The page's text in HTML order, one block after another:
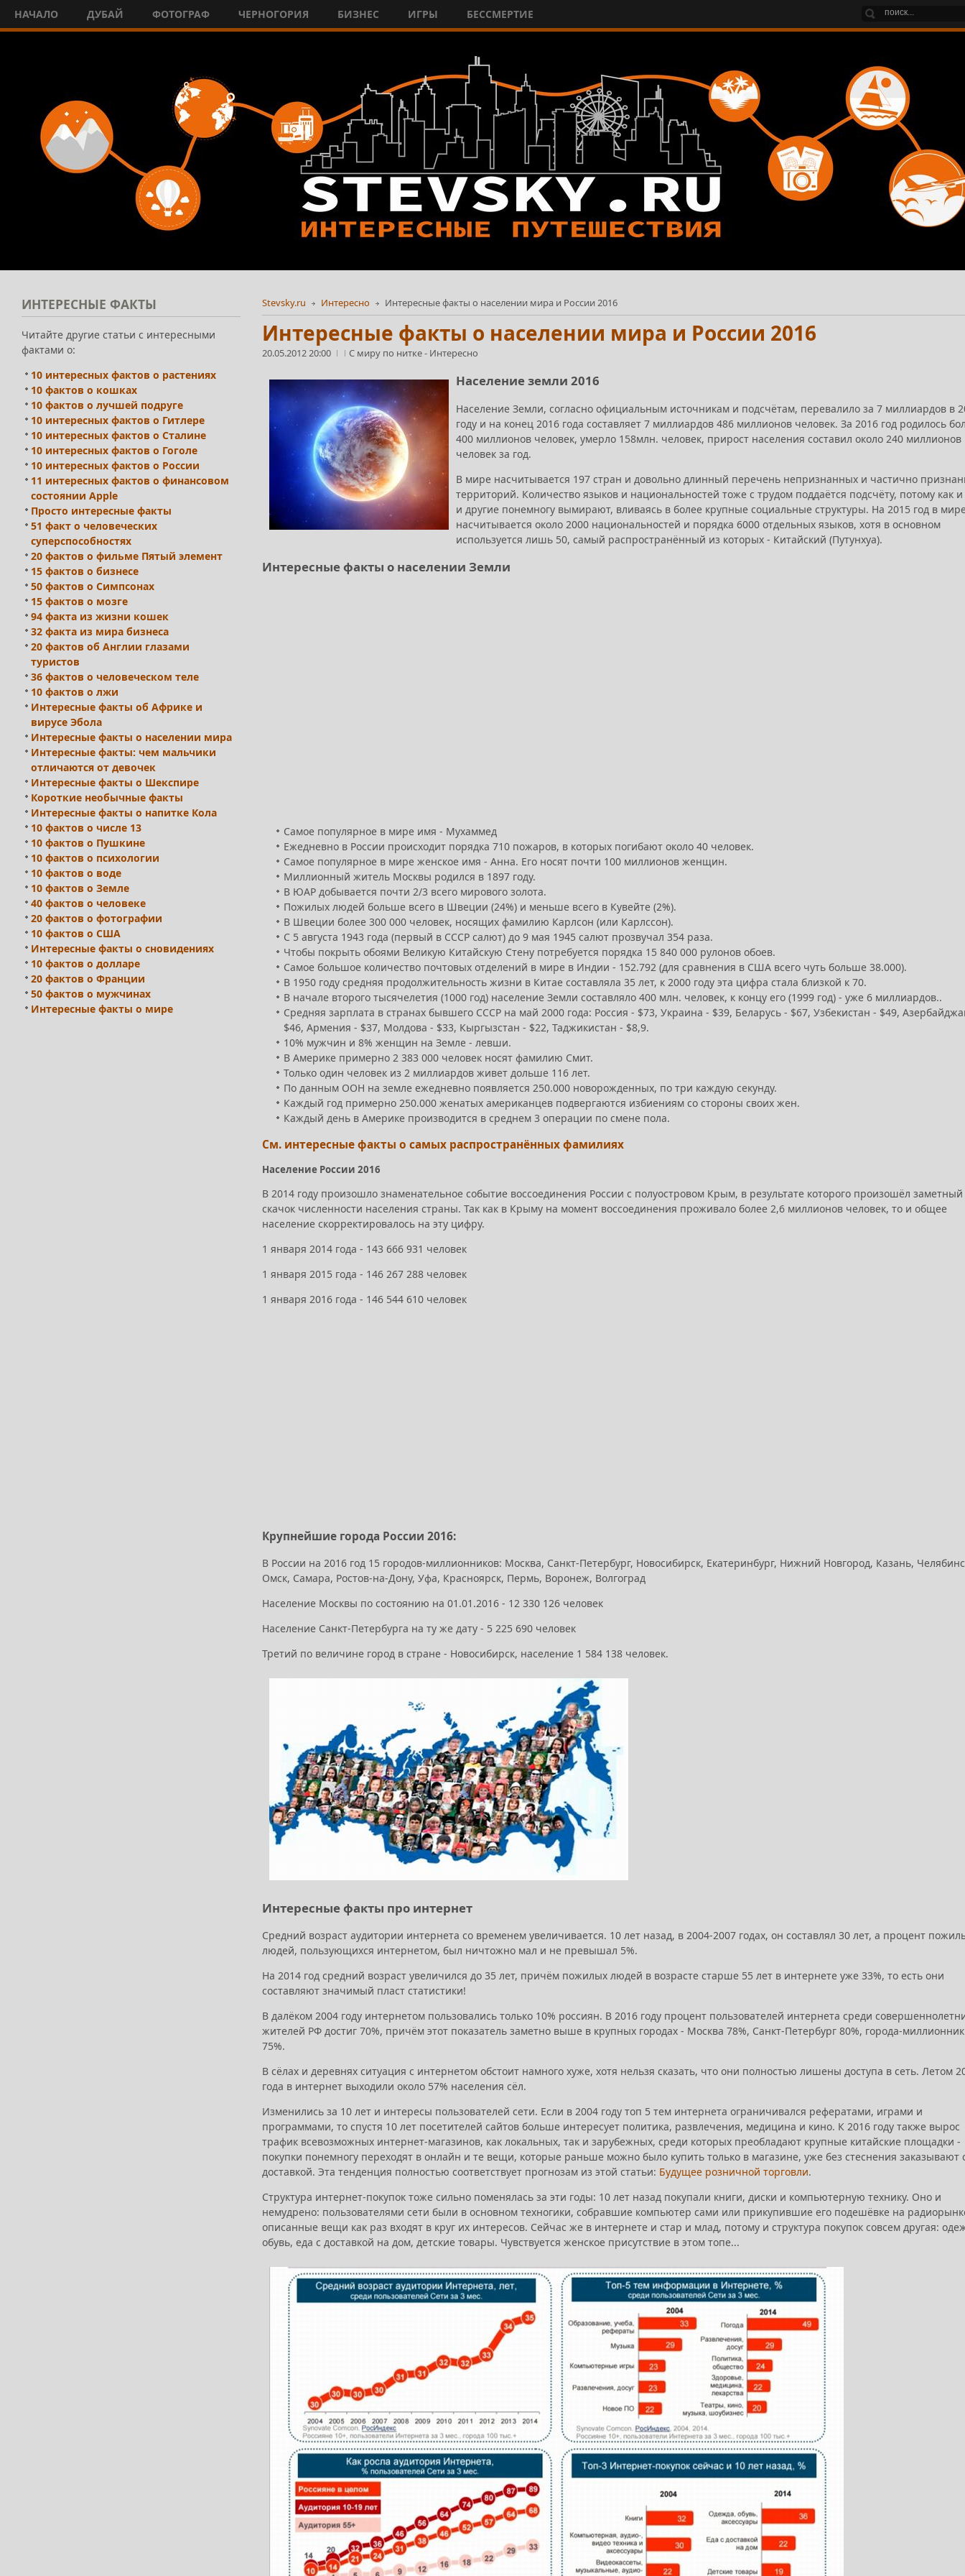
НАЧАЛО ДУБАЙ ФОТОГРАФ ЧЕРНОГОРИЯ БИЗНЕС ИГРЫ БЕССМЕРТИЕ
Stevsky.ru Интересно Интересные факты о населении мира и России 2016
Интересные факты о населении мира и России 2016
20.05.2012 20:00 С миру по нитке- Интересно
Население земли 2016
Население Земли, согласно официальным источникам и подсчётам, перевалило за 7 миллиардов в
году и на конец 2016 года составляет 7 миллиардов 486 миллионов человек. За 2016 год родилось
400 миллионов человек, умерло 158млн. человек, прирост населения составил около 240 миллионов
человек за год.
В мире насчитывается 197 стран и довольно длинный перечень непризнанных и частично
территорий. Количество языков и национальностей тоже с трудом поддаётся подсчёту, потому как и
и другие понемногу вымирают, вливаясь в более крупные социальные структуры. На 2015 год в
насчитывается около 2000 национальностей и порядка 6000 отдельных языков, хотя в основном
используется лишь 50, самый распространённый из которых - Китайский (Путунхуа).
Интересные факты о населении Земли
Самое популярное в мире имя - Мухаммед
Ежедневно в России происходит порядка 710 пожаров, в которых погибают около 40 человек.
Самое популярное в мире женское имя - Анна. Его носят почти 100 миллионов женщин.
Миллионный житель Москвы родился в 1897 году.
В ЮАР добывается почти 2/3 всего мирового золота.
Пожилых людей больше всего в Швеции (24%) и меньше всего в Кувейте (2%).
В Швеции более 300 000 человек, носящих фамилию Карлсон (или Карлссон).
С 5 августа 1943 года (первый в СССР салют) до 9 мая 1945 салют прозвучал 354 раза.
Чтобы покрыть обоями Великую Китайскую Стену потребуется порядка 15 840 000 рулонов обоев.
Самое большое количество почтовых отделений в мире в Индии - 152.792 (для сравнения в США всего чуть больше 38.000).
В 1950 году средняя продолжительность жизни в Китае составляла 35 лет, к 2000 году эта цифра стала близкой к 70.
В начале второго тысячелетия (1000 год) население Земли составляло 400 млн. человек, к концу его (1999 год) - уже 6 миллиардов..
Средняя зарплата в странах бывшего СССР на май 2000 года: Россия - $73, Украина - $39, Беларусь - $67, Узбекистан - $49,
$46, Армения - $37, Молдова - $33, Кыргызстан - $22, Таджикистан - $8,9.
10% мужчин и 8% женщин на Земле - левши.
В Америке примерно 2 383 000 человек носят фамилию Смит.
Только один человек из 2 миллиардов живет дольше 116 лет.
По данным ООН на земле ежедневно появляется 250.000 новорожденных, по три каждую секунду.
Каждый год примерно 250.000 женатых американцев подвергаются избиениям со стороны своих жен.
Каждый день в Америке производится в среднем 3 операции по смене пола.
См. интересные факты о самых распространённых фамилиях
Население России 2016
В 2014 году произошло знаменательное событие воссоединения России с полуостровом Крым, в результате которого произошёл заметный
скачок численности населения страны. Так как в Крыму на момент воссоединения проживало более 2,6 миллионов человек, то и общее
население скорректировалось на эту цифру.
1 января 2014 года - 143 666 931 человек
1 января 2015 года - 146 267 288 человек
1 января 2016 года - 146 544 610 человек
Крупнейшие города России 2016:
В России на 2016 год 15 городов-миллионников: Москва, Санкт-Петербург, Новосибирск, Екатеринбург, Нижний Новгород, Казань,
Омск, Самара, Ростов-на-Дону, Уфа, Красноярск, Пермь, Воронеж, Волгоград
Население Москвы по состоянию на 01.01.2016 - 12 330 126 человек
Население Санкт-Петербурга на ту же дату - 5 225 690 человек
Третий по величине город в стране - Новосибирск, население 1 584 138 человек.
Интересные факты про интернет
Средний возраст аудитории интернета со временем увеличивается. 10 лет назад, в 2004-2007 годах, он составлял 30 лет, а процент
людей, пользующихся интернетом, был ничтожно мал и не превышал 5%.
На 2014 год средний возраст увеличился до 35 лет, причём пожилых людей в возрасте старше 55 лет в интернете уже 33%, то есть они
составляют значимый пласт статистики!
В далёком 2004 году интернетом пользовались только 10% россиян. В 2016 году процент пользователей интернета среди
жителей РФ достиг 70%, причём этот показатель заметно выше в крупных городах - Москва 78%, Санкт-Петербург 80%, города-
75%.
В сёлах и деревнях ситуация с интернетом обстоит намного хуже, хотя нельзя сказать, что они полностью лишены доступа в сеть. Летом
года в интернет выходили около 57% населения сёл.
Изменились за 10 лет и интересы пользователей сети. Если в 2004 году топ 5 тем интернета ограничивался рефератами, играми и
программами, то спустя 10 лет посетителей сайтов больше интересует политика, развлечения, медицина и кино. К 2016 году также вырос
трафик всевозможных интернет-магазинов, как локальных, так и зарубежных, среди которых преобладают крупные китайские площадки -
покупки понемногу переходят в онлайн и те вещи, которые раньше можно было купить только в магазине, уже без стеснения заказывают
доставкой. Эта тенденция полностью соответствует прогнозам из этой статьи: Будущее розничной торговли.
Структура интернет-покупок тоже сильно поменялась за эти годы: 10 лет назад покупали книги, диски и компьютерную технику. Оно и
немудрено: пользователями сети были в основном техногики, собравшие компьютер сами или прикупившие его подешёвке на
описанные вещи как раз входят в круг их интересов. Сейчас же в интернете и стар и млад, потому и структура покупок совсем другая:
обувь, еда с доставкой на дом, детские товары. Чувствуется женское присутствие в этом топе...
ИНТЕРЕСНЫЕ ФАКТЫ
Читайте другие статьи с интересными
фактами о:
10 интересных фактов о растениях
10 фактов о кошках
10 фактов о лучшей подруге
10 интересных фактов о Гитлере
10 интересных фактов о Сталине
10 интересных фактов о Гоголе
10 интересных фактов о России
11 интересных фактов о финансовом
состоянии Apple
Просто интересные факты
51 факт о человеческих
суперспособностях
20 фактов о фильме Пятый элемент
15 фактов о бизнесе
50 фактов о Симпсонах
15 фактов о мозге
94 факта из жизни кошек
32 факта из мира бизнеса
20 фактов об Англии глазами
туристов
36 фактов о человеческом теле
10 фактов о лжи
Интересные факты об Африке и
вирусе Эбола
Интересные факты о населении мира
Интересные факты: чем мальчики
отличаются от девочек
Интересные факты о Шекспире
Короткие необычные факты
Интересные факты о напитке Кола
10 фактов о числе 13
10 фактов о Пушкине
10 фактов о психологии
10 фактов о воде
10 фактов о Земле
40 фактов о человеке
20 фактов о фотографии
10 фактов о США
Интересные факты о сновидениях
10 фактов о долларе
20 фактов о Франции
50 фактов о мужчинах
Интересные факты о мире